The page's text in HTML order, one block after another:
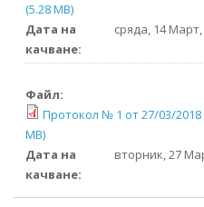
(5.28 MB)
Дата на
качване:
сряда, 14 Март,
Файл:
Протокол № 1 от 27/03/2018
MB)
Дата на
качване:
вторник, 27